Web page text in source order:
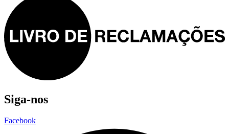
Siga-nos
Facebook